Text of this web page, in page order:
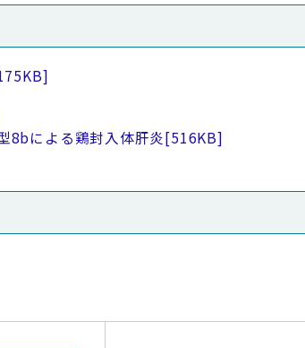
8bによる鶏封入体肝炎[516KB]